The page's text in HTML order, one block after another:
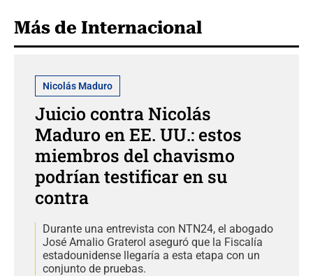
Más de Internacional
Nicolás Maduro
Juicio contra Nicolás
Maduro en EE. UU.: estos
miembros del chavismo
podrían testificar en su
contra
Durante una entrevista con NTN24, el abogado
José Amalio Graterol aseguró que la Fiscalía
estadounidense llegaría a esta etapa con un
conjunto de pruebas.